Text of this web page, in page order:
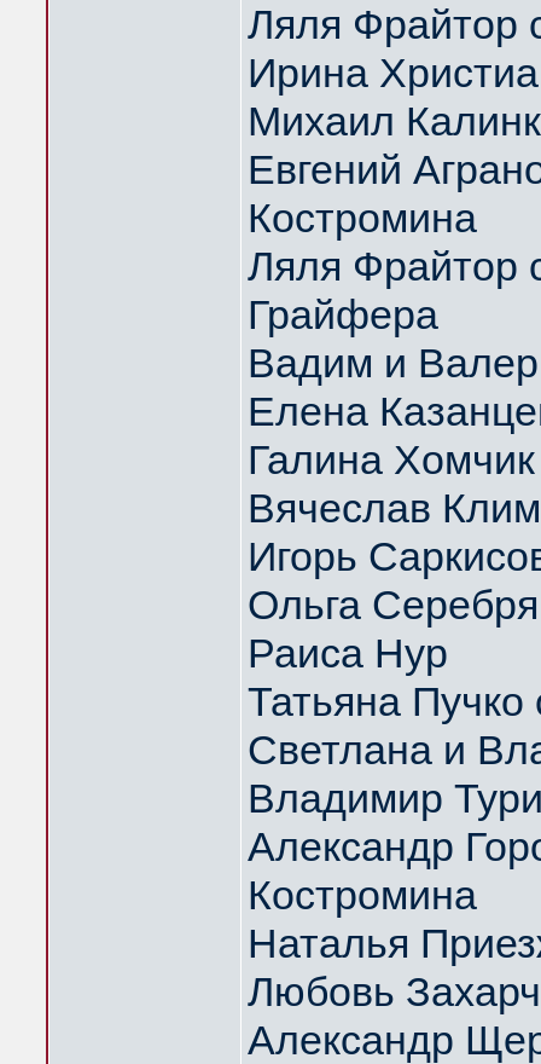
Ляля Фрайтор
Ирина
Михаил
Евгений
Костромина
Ляля Фрайтор
Грайфера
Вадим и
Елена
Галина Хомчик
Вячеслав
Игорь
Ольга
Раиса Нур
Татьяна Пучко
Светлана и
Владимир
Александр
Костромина
Наталья
Любовь
Александр